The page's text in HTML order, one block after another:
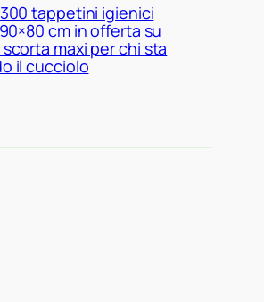
tappetini igienici
cm in offerta su
maxi per chi sta
il cucciolo